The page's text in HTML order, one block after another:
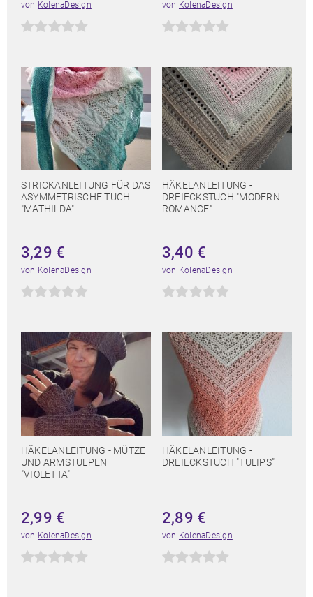
von KolenaDesign von KolenaDesign
STRICKANLEITUNG FÜR DAS
ASYMMETRISCHE TUCH
"MATHILDA"
3,29 €
von KolenaDesign
HÄKELANLEITUNG -
DREIECKSTUCH "MODERN
ROMANCE"
3,40 €
von KolenaDesign
HÄKELANLEITUNG - MÜTZE
UND ARMSTULPEN
"VIOLETTA"
2,99 €
von KolenaDesign
HÄKELANLEITUNG -
DREIECKSTUCH "TULIPS"
2,89 €
von KolenaDesign